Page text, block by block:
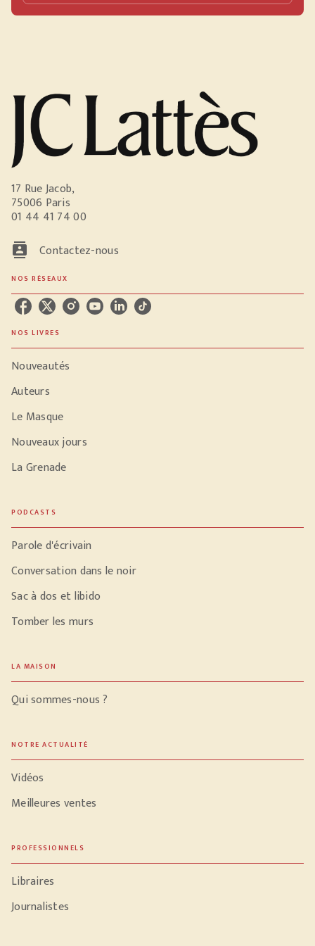
17 Rue Jacob,
75006 Paris
01 44 41 74 00
contacts Contactez-nous
NOS RÉSEAUX
NOS LIVRES
Nouveautés
Auteurs
Le Masque
Nouveaux jours
La Grenade
PODCASTS
Parole d'écrivain
Conversation dans le noir
Sac à dos et libido
Tomber les murs
LA MAISON
Qui sommes-nous ?
NOTRE ACTUALITÉ
Vidéos
Meilleures ventes
PROFESSIONNELS
Libraires
Journalistes